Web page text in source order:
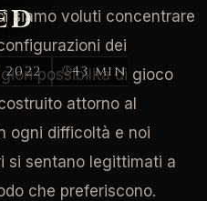
43 min
siamo voluti concentrare
dei
possibilità di gioco
attorno al
ogni difficoltà e noi
si sentano legittimati a
che preferiscono.